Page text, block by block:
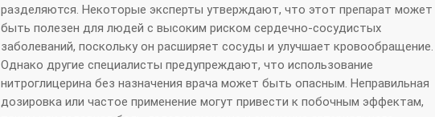
разделяются. Некоторые эксперты утверждают, что этот препарат может
быть полезен для людей с высоким риском сердечно-сосудистых
заболеваний, поскольку он расширяет сосуды и улучшает кровообращение.
Однако другие специалисты предупреждают, что использование
нитроглицерина без назначения врача может быть опасным. Неправильная
дозировка или частое применение могут привести к побочным эффектам,